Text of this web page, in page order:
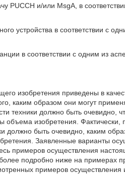
PUCCH и/или MsgA, в
устройства в соответствии с
в соответствии с одним из
изобретения приведены в
каким образом они могут
техники должно быть очевидно,
изобретения. Фактически,
должно быть очевидно, каким
Заявленные варианты
примеров осуществления
подробно ниже на примерах
примеров осуществления